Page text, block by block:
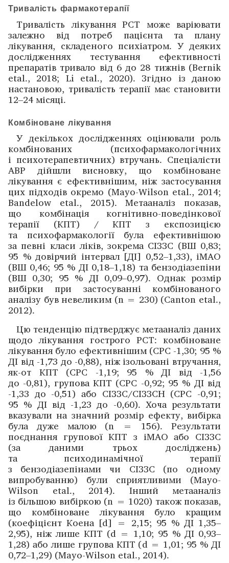
Тривалість фармакотерапії
Тривалість лікування РСТ може варіювати
залежно від потреб пацієнта та плану
лікування, складеного психіатром. У деяких
дослі­дженнях тестування ефективності
препаратів тривало від 6 до 28 тижнів (Bernik
etal., 2018; Li etal., 2020). Згідно із даною
настановою, тривалість терапії має становити
12–24 місяці.
Комбіноване лікування
У декількох дослі­дженнях оцінювали роль
комбінованих (психофармакологічних
і психотерапевтичних) втручань. Спеціалісти
ABP дійшли висновку, що комбіноване
лікування є ефективнішим, ніж застосування
цих підходів окремо (Mayo-Wilson etal., 2014;
Bandelow etal., 2015). Метааналіз показав,
що комбінація когнітивно-поведінкової
терапії (КПТ) / КПТ з експози­цією
та психофармакології була ефективнішою
за певні класи ліків, зокрема СІЗЗС (ВШ 0,83;
95 % довірчий інтервал [ДІ] 0,52–1,33), іМАО
(ВШ 0,46; 95 % ДІ 0,18–1,18) та бензодіазепіни
(ВШ 0,30; 95 % ДІ 0,09–0,97). Однак розмір
вибірки при застосуванні комбінованого
аналізу був невеликим (n = 230) (Canton etal.,
2012).
Цю тенденцію підтвер­джує метааналіз даних
щодо лікування гострого РСТ: комбіноване
лікування було ефективнішим (СРС -1,30; 95 %
ДІ від -1,73 до -0,88), ніж ізольовані втручання,
як-от КПТ (СРС -1,19; 95 % ДІ від -1,56
до -0,81), групова КПТ (СРС -0,92; 95 % ДІ від
-1,33 до -0,51) або СІЗЗС/СІЗЗСН (СРС -0,91;
95 % ДІ від -1,23 до -0,60). Хоча результати
вказували на значний розмір ефекту, вибірка
була дуже малою (n = 156). Результати
поєднання групової КПТ з іМАО або СІЗЗС
(за даними трьох дослі­джень)
та психодинамічної терапії
з бензодіазепінами чи СІЗЗС (по одному
випробуванню) були сприятливими (Mayo-
Wilson etal., 2014). Інший метааналіз
із більшою вибіркою (n = 1020) також показав,
що комбіноване лікування було кращим
(коефіцієнт Коена [d] = 2,15; 95 % ДІ 1,35–
2,95), ніж лише КПТ (d = 1,10; 95 % ДІ 0,93–
1,28) або лише групова КПТ (d = 1,01; 95 % ДІ
0,72–1,29) (Mayo-Wilson etal., 2014).